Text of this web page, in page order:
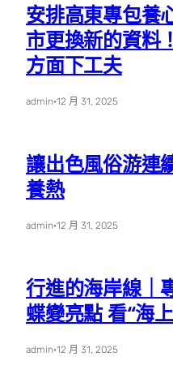
安排高東專包養
市更換新的資料
方面下工夫
admin·12 月 31, 2025
讓出色風俗游連
養熱
admin·12 月 31, 2025
行進的海岸線｜
蝶變亮點 看“海
admin·12 月 31, 2025